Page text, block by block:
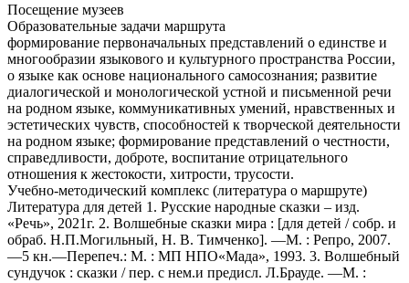
Посещение музеев
Образовательные задачи маршрута
формирование первоначальных представлений о единстве и
многообразии языкового и культурного пространства России,
о языке как основе национального самосознания; развитие
диалогической и монологической устной и письменной речи
на родном языке, коммуникативных умений, нравственных и
эстетических чувств, способностей к творческой деятельности
на родном языке; формирование представлений о честности,
справедливости, доброте, воспитание отрицательного
отношения к жестокости, хитрости, трусости.
Учебно-методический комплекс (литература о маршруте)
Литература для детей 1. Русские народные сказки – изд.
«Речь», 2021г. 2. Волшебные сказки мира : [для детей / собр. и
обраб. Н.П.Могильный, Н. В. Тимченко]. —М. : Репро, 2007.
—5 кн.—Перепеч.: М. : МП НПО«Мада», 1993. 3. Волшебный
сундучок : сказки / пер. с нем.и предисл. Л.Брауде. —М. :